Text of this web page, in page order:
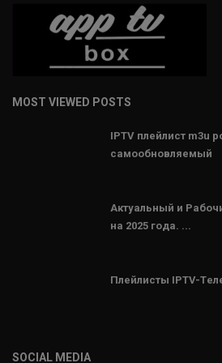
MOST VIEWED POSTS
IPTV плейлист m3u
самообновляемый
Актуальный и
на 2025 года. ...
Плейлисты IPTV-
SOCIAL MEDIA